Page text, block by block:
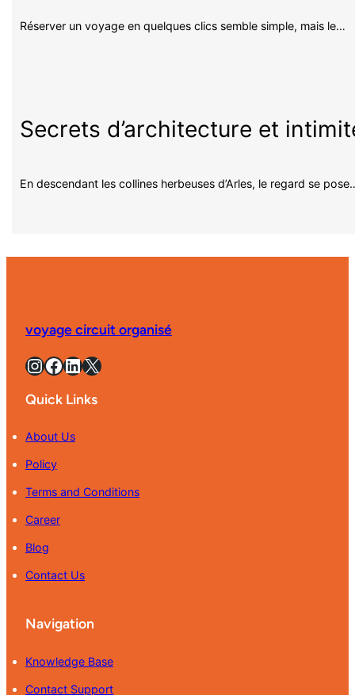
Réserver un voyage en quelques clics semble simple, mais le…
Secrets d’architecture et
En descendant les collines herbeuses d’Arles, le regard se
voyage circuit organisé
InstagramFacebook LinkedIn X
Quick Links
About Us
Policy
Terms and Conditions
Career
Blog
Contact Us
Navigation
Knowledge Base
Contact Support